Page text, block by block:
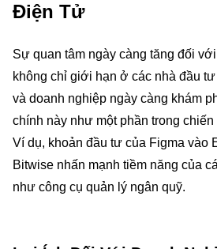
Điện Tử
Sự quan tâm ngày càng tăng đối
không chỉ giới hạn ở các nhà đầu
và doanh nghiệp ngày càng khám
chính này như một phần trong
Ví dụ, khoản đầu tư của Figma vào
Bitwise nhấn mạnh tiềm năng của
như công cụ quản lý ngân quỹ.